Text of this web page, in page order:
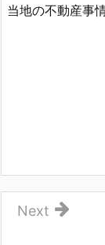
当地の不動産事
Next